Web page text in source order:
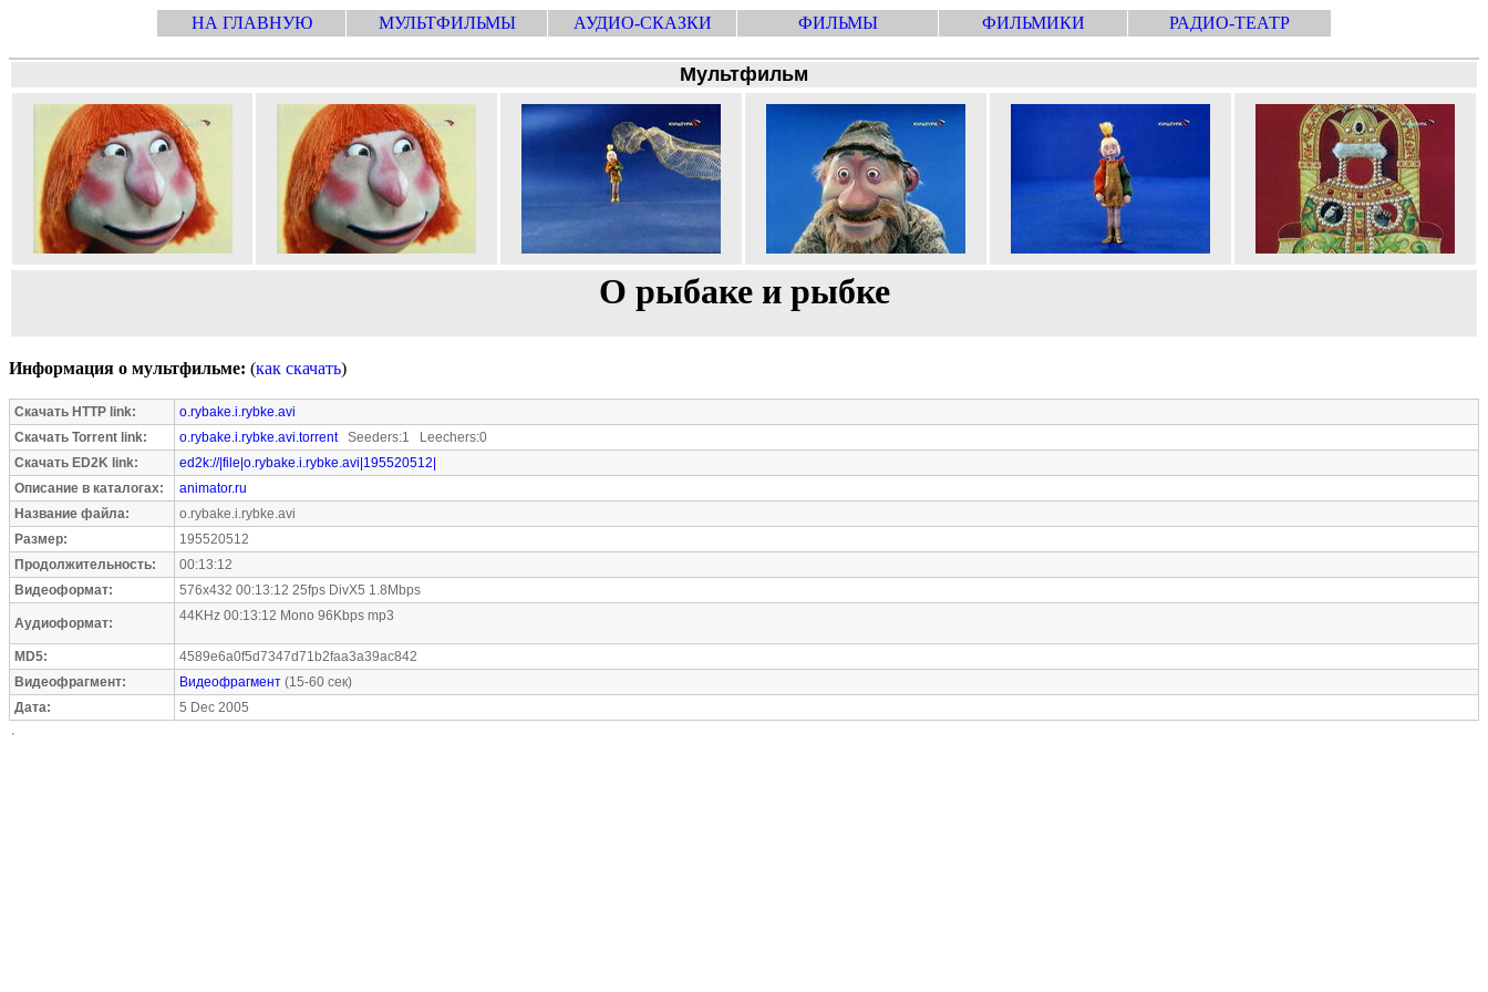
НА ГЛАВНУЮ МУЛЬТФИЛЬМЫ АУДИО-СКАЗКИ ФИЛЬМЫ ФИЛЬМИКИ РАДИО-ТЕАТР
Мультфильм
О рыбаке и рыбке
Информация о мультфильме: (как скачать)
Скачать HTTP link:
o.rybake.i.rybke.avi
Скачать Torrent link:
o.rybake.i.rybke.avi.torrentSeeders:1 Leechers:0
Скачать ED2K link:
ed2k://|file|o.rybake.i.rybke.avi|195520512|
Описание в каталогах:
animator.ru
Название файла:
o.rybake.i.rybke.avi
Размер:
195520512
Продолжительность:
00:13:12
Видеоформат:
576x432 00:13:12 25fps DivX5 1.8Mbps
Аудиоформат: 44KHz 00:13:12 Mono 96Kbps mp3
MD5:
4589e6a0f5d7347d71b2faa3a39ac842
Видеофрагмент:
Видеофрагмент (15-60 сек)
Дата:
5 Dec 2005